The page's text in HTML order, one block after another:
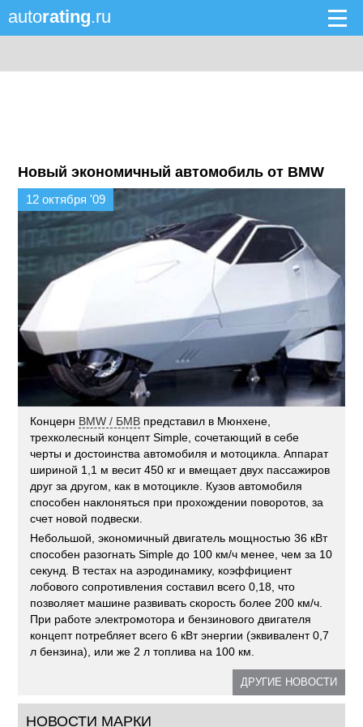
autorating.ru
Новый экономичный автомобиль от BMW
12 октября '09
Концерн BMW / БМВ представил в Мюнхене,
трехколесный концепт Simple, сочетающий в себе
черты и достоинства автомобиля и мотоцикла. Аппарат
шириной 1,1 м весит 450 кг и вмещает двух пассажиров
друг за другом, как в мотоцикле. Кузов автомобиля
способен наклоняться при прохождении поворотов, за
счет новой подвески.
Небольшой, экономичный двигатель мощностью 36 кВт
способен разогнать Simple до 100 км/ч менее, чем за 10
секунд. В тестах на аэродинамику, коэффициент
лобового сопротивления составил всего 0,18, что
позволяет машине развивать скорость более 200 км/ч.
При работе электромотора и бензинового двигателя
концепт потребляет всего 6 кВт энергии (эквивалент 0,7
л бензина), или же 2 л топлива на 100 км.
ДРУГИЕ НОВОСТИ
НОВОСТИ МАРКИ